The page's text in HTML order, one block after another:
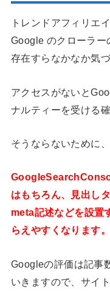
トレンドアフィリエ
Google のクローラー
存在すらなかなか気
アクセスがないと
ナルティーを受ける
そうならないために
はもちろん、見出し
meta記述などを設置
らえやすくなります。
Googleの評価は記事
いきますので、サイ